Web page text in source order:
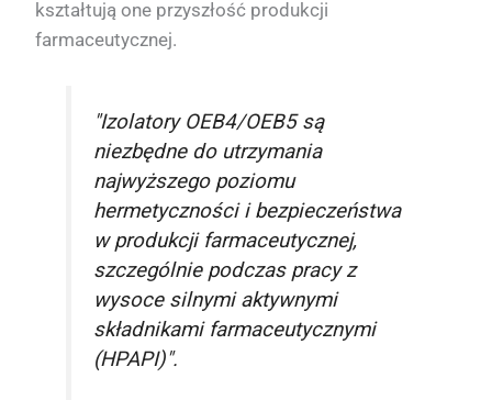
kształtują one przyszłość produkcji
farmaceutycznej.
"Izolatory OEB4/OEB5 są
niezbędne do utrzymania
najwyższego poziomu
hermetyczności i bezpieczeństwa
w produkcji farmaceutycznej,
szczególnie podczas pracy z
wysoce silnymi aktywnymi
składnikami farmaceutycznymi
(HPAPI)".